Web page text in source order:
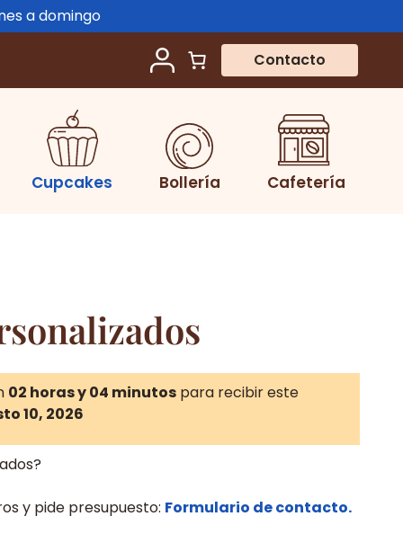
a domingo
Contacto
Cupcakes Bollería Cafetería
02 horas y 04 minutospara recibir este
10, 2026
y pide presupuesto: Formulario de contacto.